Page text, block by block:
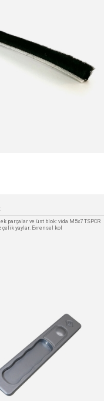
parçalar ve üst blok: vida M5x7 TSPCR
yaylar. Evrensel kol